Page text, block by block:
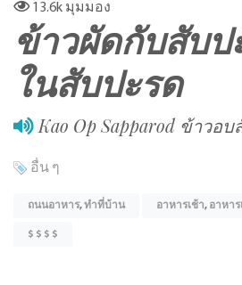
13.6k มุมมอง
ข้าวผัดกับสับป
ในสับปะรด
Kao Op Sapparod ข้าวอ
อื่น ๆ
ถนนอาหาร,ทำที่บ้าน อาหารเช้า, อาหาร
$ $ $ $